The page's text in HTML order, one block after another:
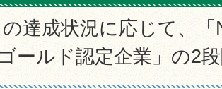
達成状況に応じて、
ゴールド認定企業」の2